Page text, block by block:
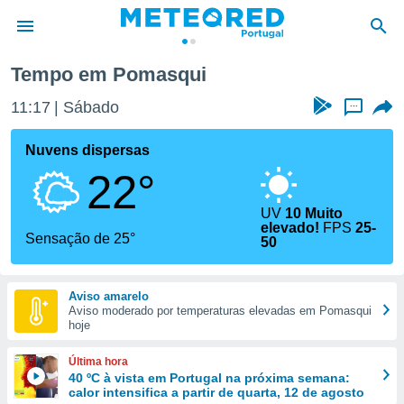
da
foi
fornecidas
a este
das
e
forma
digital
Tempo em Pomasqui
11:17 Sábado ...
Nuvens dispersas
22°
Sensação de 25°
UV 10 Muito
elevado! FPS25-
50
Aviso amarelo
Aviso moderado por temperaturas elevadas em Pomasqui
hoje
Última hora
40 ºC à vista em Portugal na próxima semana:
calor intensifica a partir de quarta, 12 de agosto